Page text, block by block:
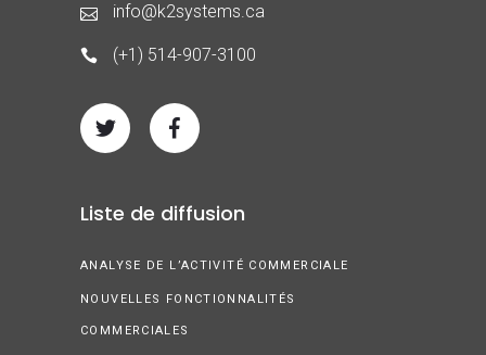
info@k2systems.ca
(+1) 514-907-3100
Liste de diffusion
ANALYSE DE L’ACTIVITÉ COMMERCIALE
NOUVELLES FONCTIONNALITÉS
COMMERCIALES